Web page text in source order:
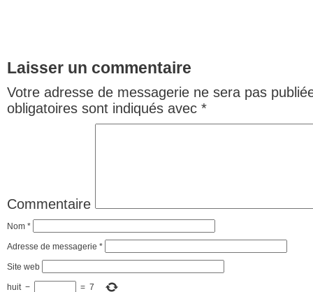
Laisser un commentaire
Votre adresse de messagerie ne sera pas
obligatoires sont indiqués avec *
Commentaire
Nom *
Adresse de messagerie *
Site web
huit − = 7